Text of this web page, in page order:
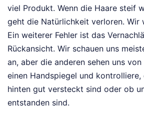
viel Produkt. Wenn die Haare steif
geht die Natürlichkeit verloren. Wir
Ein weiterer Fehler ist das
Rückansicht. Wir schauen uns
an, aber die anderen sehen uns
einen Handspiegel und
hinten gut versteckt sind oder ob
entstanden sind.